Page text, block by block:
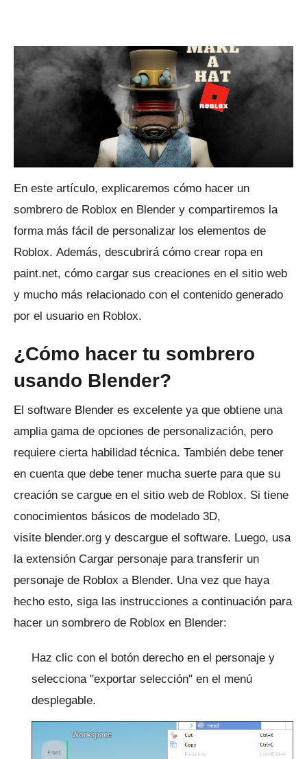
En este artículo, explicaremos cómo hacer un
sombrero de Roblox en Blender y compartiremos la
forma más fácil de personalizar los elementos de
Roblox. Además, descubrirá cómo crear ropa en
paint.net, cómo cargar sus creaciones en el sitio web
y mucho más relacionado con el contenido generado
por el usuario en Roblox.
¿Cómo hacer tu sombrero
usando Blender?
El software Blender es excelente ya que obtiene una
amplia gama de opciones de personalización, pero
requiere cierta habilidad técnica. También debe tener
en cuenta que debe tener mucha suerte para que su
creación se cargue en el sitio web de Roblox. Si tiene
conocimientos básicos de modelado 3D,
visite blender.org y descargue el software. Luego, usa
la extensión Cargar personaje para transferir un
personaje de Roblox a Blender. Una vez que haya
hecho esto, siga las instrucciones a continuación para
hacer un sombrero de Roblox en Blender:
Haz clic con el botón derecho en el personaje y
selecciona "exportar selección" en el menú
desplegable.